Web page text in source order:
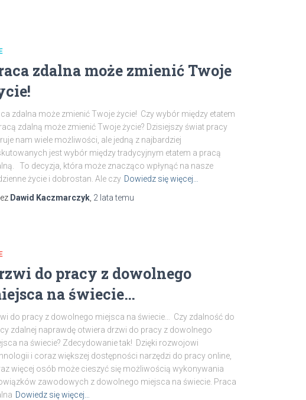
zdalna może zmienić Twoje
zdalna może zmienić Twoje życie! Czy wybór między etatem
zdalną może zmienić Twoje życie? Dzisiejszy świat pracy
nam wiele możliwości, ale jedną z najbardziej
jest wybór między tradycyjnym etatem a pracą
To decyzja, która może znacząco wpłynąć na nasze
życie i dobrostan. Ale czy Dowiedz się więcej…
Dawid Kaczmarczyk 2 latatemu
do pracy z dowolnego
na świecie…
do pracy z dowolnego miejsca na świecie… Czy zdalność do
zdalnej naprawdę otwiera drzwi do pracy z dowolnego
na świecie? Zdecydowanie tak! Dzięki rozwojowi
i coraz większej dostępności narzędzi do pracy online,
więcej osób może cieszyć się możliwością wykonywania
zawodowych z dowolnego miejsca na świecie. Praca
Dowiedz się więcej…